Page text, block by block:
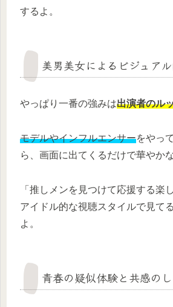
するよ。
美男美女によるビジュア
やっぱり一番の強みは出演者のル
モデルやインフルエンサーをやっ
ら、画面に出てくるだけで華やかな
「推しメンを見つけて応援する楽
アイドル的な視聴スタイルで見て
よ。
青春の疑似体験と共感の